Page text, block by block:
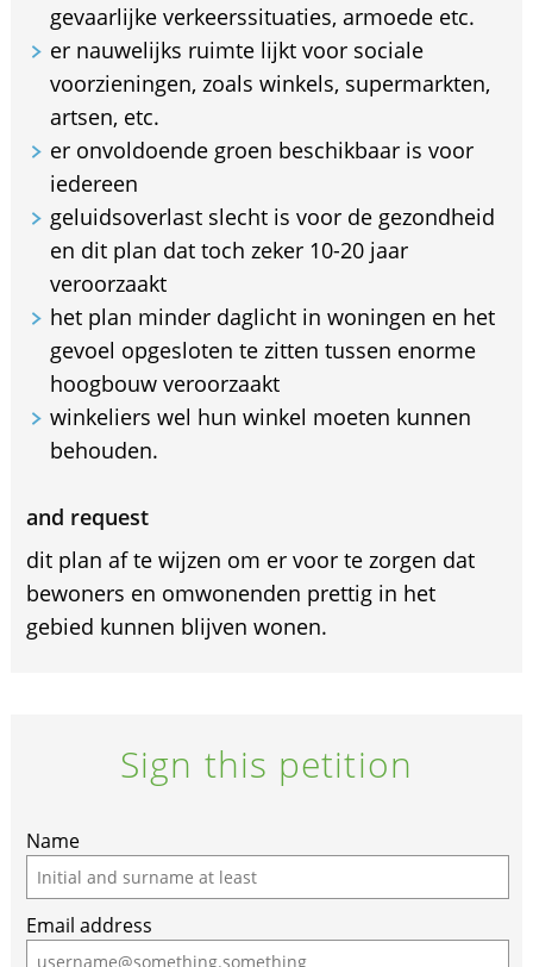
gevaarlijke verkeerssituaties, armoede etc.
er nauwelijks ruimte lijkt voor sociale
voorzieningen, zoals winkels, supermarkten,
artsen, etc.
er onvoldoende groen beschikbaar is voor
iedereen
geluidsoverlast slecht is voor de gezondheid
en dit plan dat toch zeker 10-20 jaar
veroorzaakt
het plan minder daglicht in woningen en het
gevoel opgesloten te zitten tussen enorme
hoogbouw veroorzaakt
winkeliers wel hun winkel moeten kunnen
behouden.
and request
dit plan af te wijzen om er voor te zorgen dat
bewoners en omwonenden prettig in het
gebied kunnen blijven wonen.
Sign this petition
Name
Email address